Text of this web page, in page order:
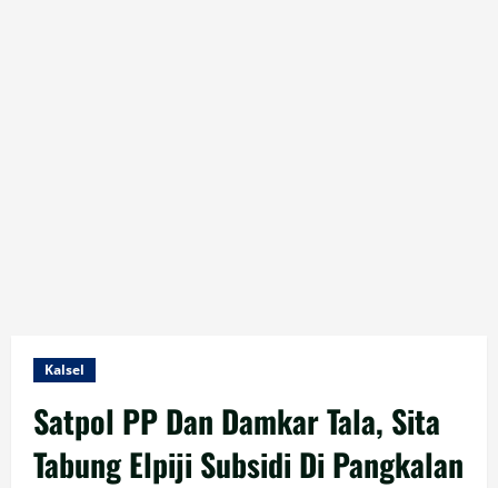
Kalsel
Satpol PP Dan Damkar Tala, Sita
Tabung Elpiji Subsidi Di Pangkalan